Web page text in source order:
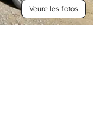
Veure les fotos